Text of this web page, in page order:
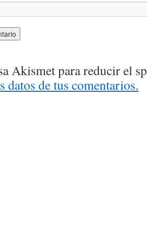
Akismet para reducir el
datos de tus comentarios.